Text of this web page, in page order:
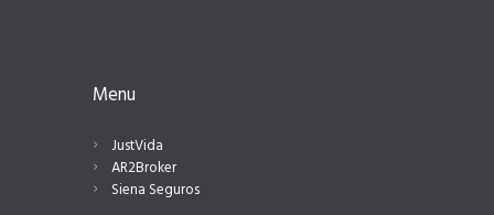
Menu
JustVida
AR2Broker
Siena Seguros